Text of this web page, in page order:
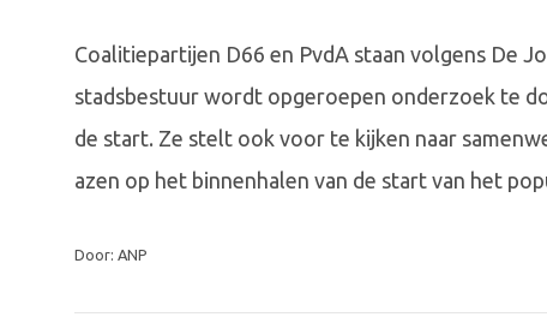
Coalitiepartijen D66 en PvdA staan volgens De
stadsbestuur wordt opgeroepen onderzoek te
de start. Ze stelt ook voor te kijken naar
azen op het binnenhalen van de start van het
Door: ANP